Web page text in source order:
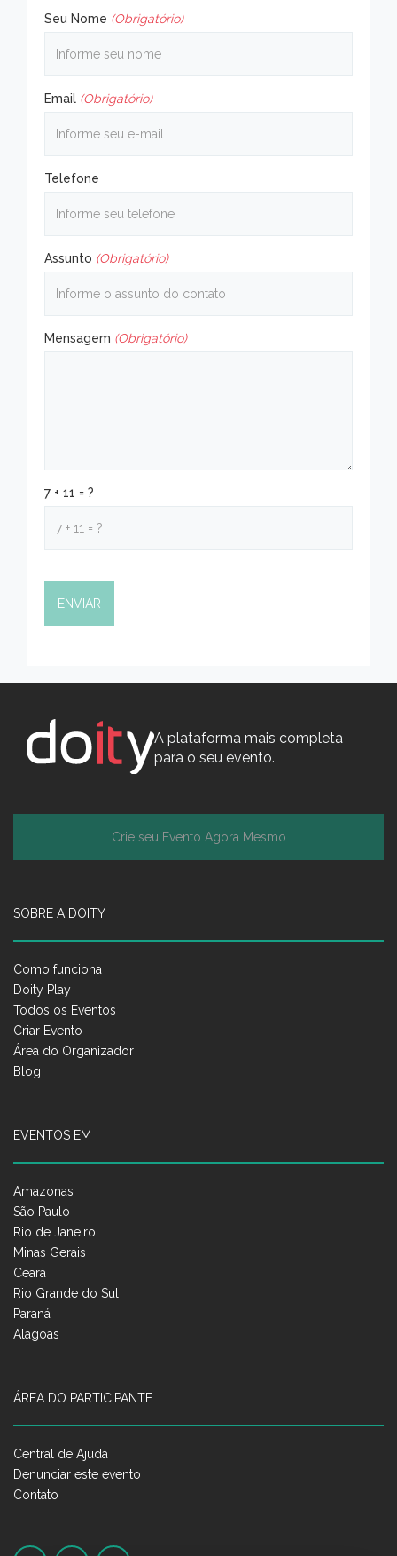
Seu Nome (Obrigatório)
Email (Obrigatório)
Telefone
Assunto (Obrigatório)
Mensagem (Obrigatório)
7 + 11 = ?
A plataforma mais completa
para o seu evento.
Crie seu Evento Agora Mesmo
SOBRE A DOITY
Como funciona
Doity Play
Todos os Eventos
Criar Evento
Área do Organizador
Blog
EVENTOS EM
Amazonas
São Paulo
Rio de Janeiro
Minas Gerais
Ceará
Rio Grande do Sul
Paraná
Alagoas
ÁREA DO PARTICIPANTE
Central de Ajuda
Denunciar este evento
Contato